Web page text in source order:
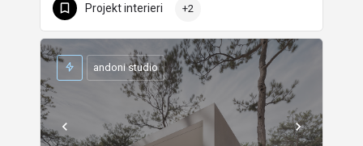
Projekt interieri +2
andoni studio